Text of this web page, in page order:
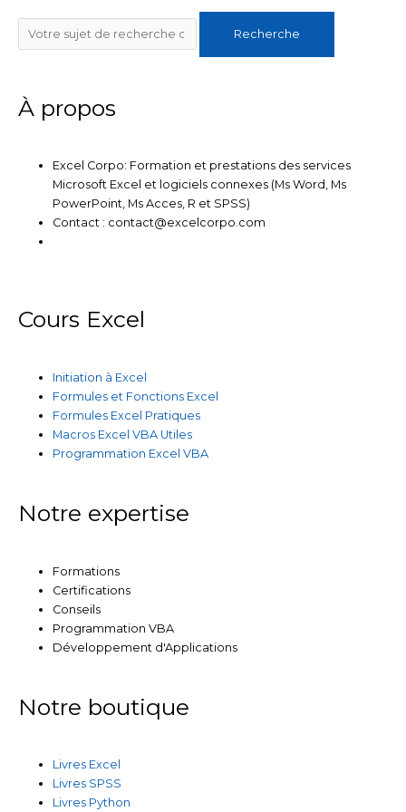
n
k
e
d
n
i
t
t
e
r
c
e
o
o
k
u
t
b
e
s
t
g
r
a
Rechercher
Recherche
À propos
Excel Corpo: Formation et prestations des services
Microsoft Excel et logiciels connexes (Ms Word, Ms
PowerPoint, Ms Acces, R et SPSS)
Contact : contact@excelcorpo.com
Cours Excel
Initiation à Excel
Formules et Fonctions Excel
Formules Excel Pratiques
Macros Excel VBA Utiles
Programmation Excel VBA
Notre expertise
Formations
Certifications
Conseils
Programmation VBA
Développement d'Applications
Notre boutique
Livres Excel
Livres SPSS
Livres Python